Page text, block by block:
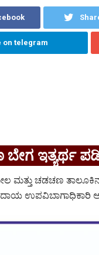
on telegram
ಬೇಗ ಇತ್ಯರ್ಥ
ಚಡಚಣ
ಉಪವಿಬಾಗಾಧಿಕಾರಿ